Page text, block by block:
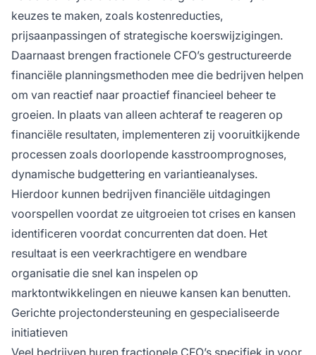
keuzes te maken, zoals kostenreducties,
prijsaanpassingen of strategische koerswijzigingen.
Daarnaast brengen fractionele CFO’s gestructureerde
financiële planningsmethoden mee die bedrijven helpen
om van reactief naar proactief financieel beheer te
groeien. In plaats van alleen achteraf te reageren op
financiële resultaten, implementeren zij vooruitkijkende
processen zoals doorlopende kasstroomprognoses,
dynamische budgettering en variantieanalyses.
Hierdoor kunnen bedrijven financiële uitdagingen
voorspellen voordat ze uitgroeien tot crises en kansen
identificeren voordat concurrenten dat doen. Het
resultaat is een veerkrachtigere en wendbare
organisatie die snel kan inspelen op
marktontwikkelingen en nieuwe kansen kan benutten.
Gerichte projectondersteuning en gespecialiseerde
initiatieven